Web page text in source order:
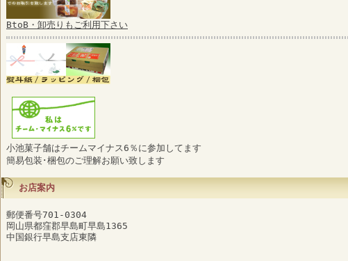
BtoB・卸売りもご利用下さい
小池菓子舗はチームマイナス6％に参加してます
簡易包装･梱包のご理解お願い致します
お店案内
郵便番号701-0304
岡山県都窪郡早島町早島1365
中国銀行早島支店東隣